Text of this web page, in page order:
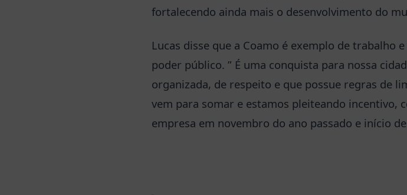
fortalecendo ainda mais o desenvolvimento do
Lucas disse que a Coamo é exemplo de trabalho
poder público. ” É uma conquista para nossa
organizada, de respeito e que possue regras de
vem para somar e estamos pleiteando incentivo,
empresa em novembro do ano passado e início